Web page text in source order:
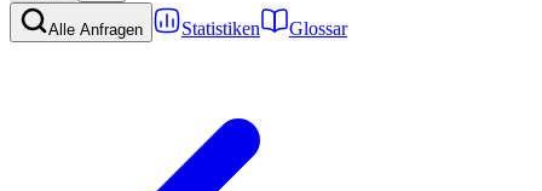
Alle Anfragen Statistiken Glossar